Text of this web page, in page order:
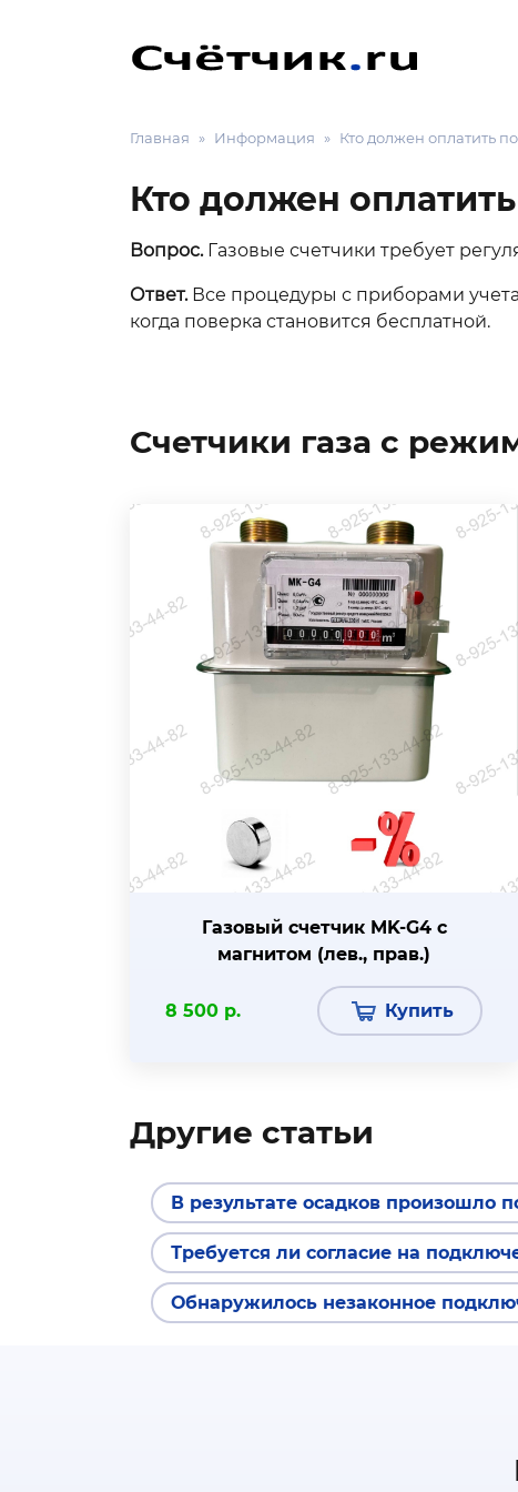
Главная Информация Кто должен оплатить
Кто должен
Вопрос.Газовые счетчики требует
Ответ.Все процедуры с приборами
когда поверка становится бесплатной.
Счетчики газа с
Газовый счетчик MK-G4 с
магнитом (лев., прав.)
8 500 р. Купить
Другие статьи
В результате осадков произошло
Требуется ли согласие на
Обнаружилось незаконное